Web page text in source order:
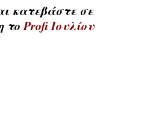
κατεβάστε σε
τοProfi Ιουλίου